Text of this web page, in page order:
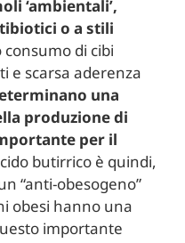
‘ambientali’,
o a stili
consumo di cibi
e scarsa aderenza
una
produzione di
per il
butirrico è quindi,
“anti-obesogeno”
obesi hanno una
importante